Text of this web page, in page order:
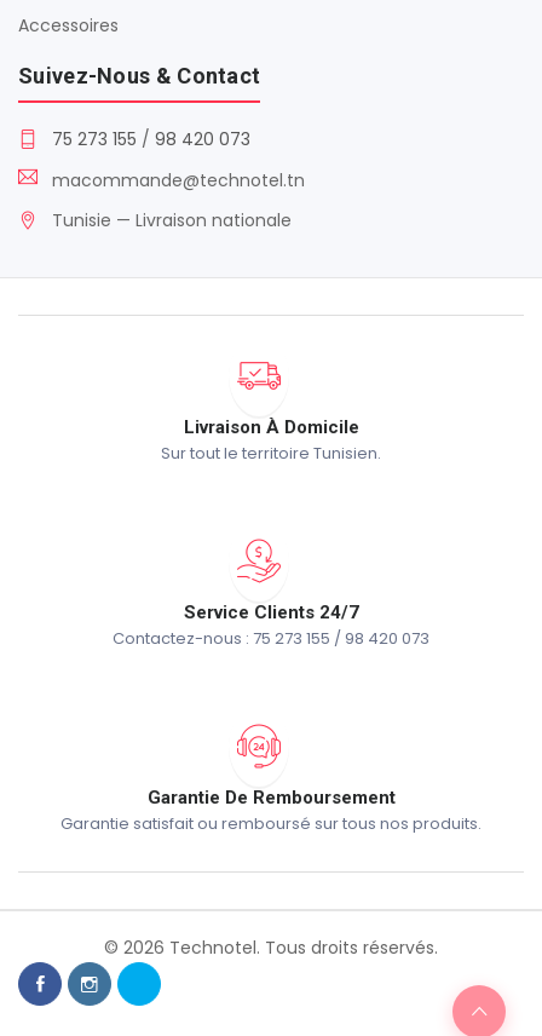
Accessoires
Suivez-Nous & Contact
75 273 155 / 98 420 073
macommande@technotel.tn
Tunisie — Livraison nationale
Livraison À Domicile
Sur tout le territoire Tunisien.
Service Clients 24/7
Contactez-nous : 75 273 155 / 98 420 073
Garantie De Remboursement
Garantie satisfait ou remboursé sur tous nos produits.
© 2026 Technotel. Tous droits réservés.